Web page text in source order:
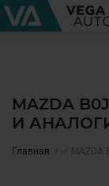
MAZDA
И
Главная ✅